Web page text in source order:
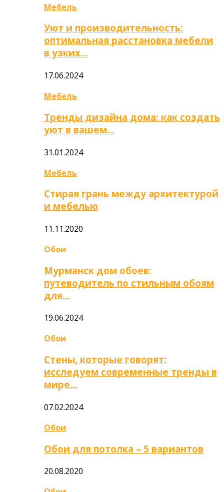
Мебель
Уют и производительность:
оптимальная расстановка мебели
в узких…
17.06.2024
Мебель
Тренды дизайна дома: как создать
уют в вашем…
31.01.2024
Мебель
Стирая грань между архитектурой
и мебелью
11.11.2020
Обои
Мурманск дом обоев:
путеводитель по стильным обоям
для…
19.06.2024
Обои
Стены, которые говорят:
исследуем современные тренды в
мире…
07.02.2024
Обои
Обои для потолка – 5 вариантов
20.08.2020